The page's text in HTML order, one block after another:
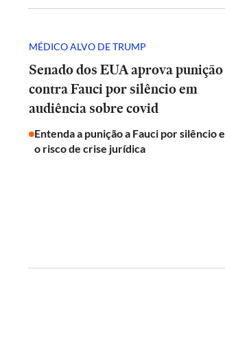
MÉDICO ALVO DE TRUMP
Senado dos EUA aprova punição
contra Fauci por silêncio em
audiência sobre covid
Entenda a punição a Fauci por silêncio e
o risco de crise jurídica